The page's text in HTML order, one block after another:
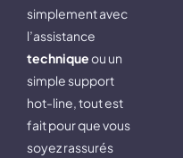
simplement avec
l’assistance
techniqueou un
simple support
hot-line, tout est
fait pour que vous
soyez rassurés